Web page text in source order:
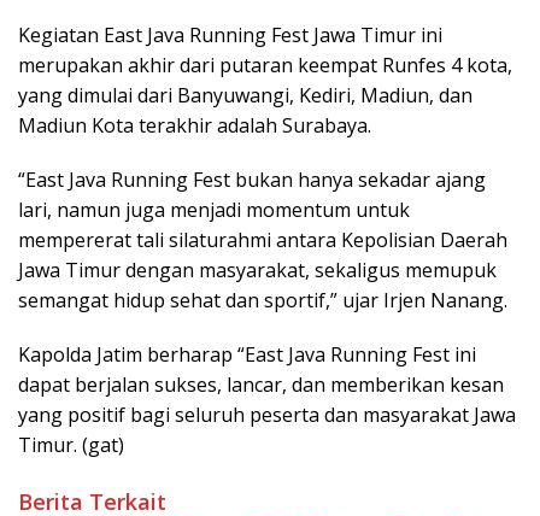
Kegiatan East Java Running Fest Jawa Timur ini
merupakan akhir dari putaran keempat Runfes 4 kota,
yang dimulai dari Banyuwangi, Kediri, Madiun, dan
Madiun Kota terakhir adalah Surabaya.
“East Java Running Fest bukan hanya sekadar ajang
lari, namun juga menjadi momentum untuk
mempererat tali silaturahmi antara Kepolisian Daerah
Jawa Timur dengan masyarakat, sekaligus memupuk
semangat hidup sehat dan sportif,” ujar Irjen Nanang.
Kapolda Jatim berharap “East Java Running Fest ini
dapat berjalan sukses, lancar, dan memberikan kesan
yang positif bagi seluruh peserta dan masyarakat Jawa
Timur. (gat)
Berita Terkait